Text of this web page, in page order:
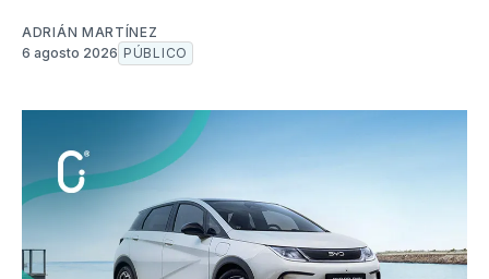
ADRIÁN MARTÍNEZ
6 agosto 2026 PÚBLICO